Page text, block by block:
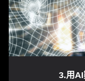
3.用AI